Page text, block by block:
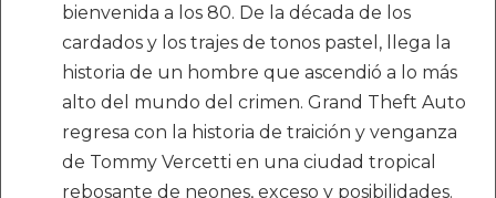
bienvenida a los 80. De la década de los
cardados y los trajes de tonos pastel, llega la
historia de un hombre que ascendió a lo más
alto del mundo del crimen. Grand Theft Auto
regresa con la historia de traición y venganza
de Tommy Vercetti en una ciudad tropical
rebosante de neones, exceso y posibilidades.